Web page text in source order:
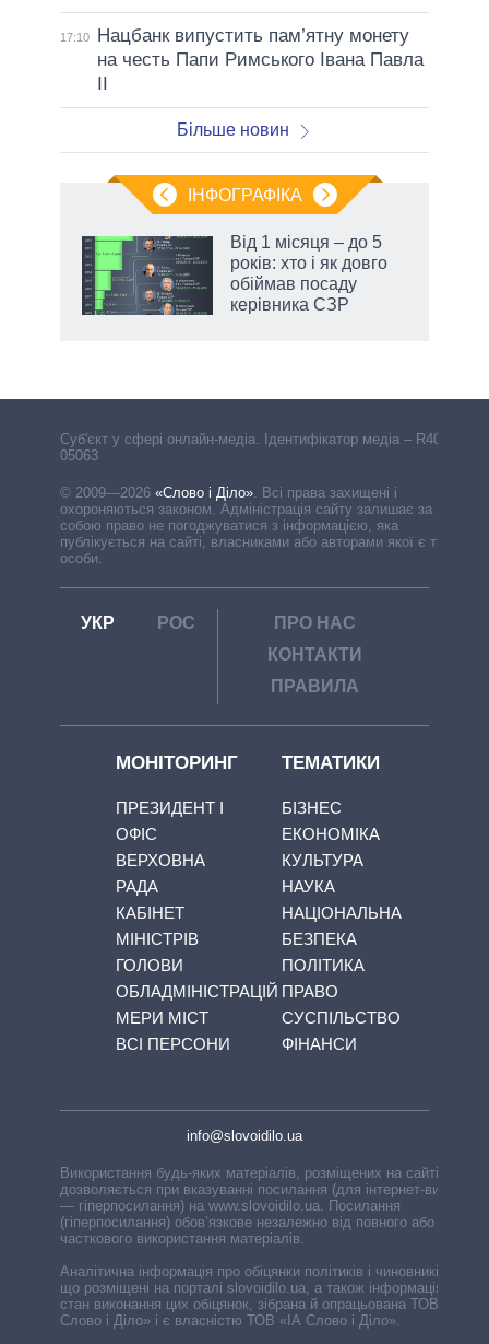
17:10
Нацбанк випустить пам’ятну монету
на честь Папи Римського Івана Павла
II
Більше новин
ІНФОГРАФІКА
Від 1 місяця – до 5
років: хто і як довго
обіймав посаду
керівника СЗР
Cуб'єкт у сфері онлайн-медіа. Ідентифікатор медіа – R40-
05063
© 2009—2026 «Слово і Діло»
Всі права захищені і
охороняються законом. Адміністрація сайту залишає за
собою право не погоджуватися з інформацією, яка
публікується на сайті, власниками або авторами якої є треті
особи.
УКР РОС
ПРО НАС
КОНТАКТИ
ПРАВИЛА
МОНІТОРИНГ
ПРЕЗИДЕНТ І
ОФІС
ВЕРХОВНА
РАДА
КАБІНЕТ
МІНІСТРІВ
ГОЛОВИ
ОБЛАДМІНІСТРАЦІЙ
МЕРИ МІСТ
ВСІ ПЕРСОНИ
ТЕМАТИКИ
БІЗНЕС
ЕКОНОМІКА
КУЛЬТУРА
НАУКА
НАЦІОНАЛЬНА
БЕЗПЕКА
ПОЛІТИКА
ПРАВО
СУСПІЛЬСТВО
ФІНАНСИ
info@slovoidilo.ua
Використання будь-яких матеріалів, розміщених на сайті,
дозволяється при вказуванні посилання (для інтернет-видань
— гіперпосилання) на www.slovoidilo.ua. Посилання
(гіперпосилання) обов’язкове незалежно від повного або
часткового використання матеріалів.
Аналітична інформація про обіцянки політиків і чиновників,
що розміщені на порталі slovoidilo.ua, а також інформація про
стан виконання цих обіцянок, зібрана й опрацьована ТОВ «ІА
Слово і Діло» і є власністю ТОВ «ІА Слово і Діло».